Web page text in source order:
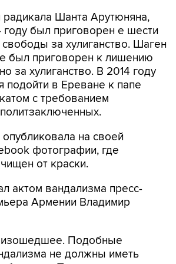
Шанта Арутюняна,
году был приговорен е шести
за хулиганство. Шаген
был приговорен к лишению
за хулиганство. В 2014 году
подойти в Ереване к папе
с требованием
на своей
фотографии, где
от краски.
актом вандализма пресс-
Армении Владимир
Подобные
не должны иметь